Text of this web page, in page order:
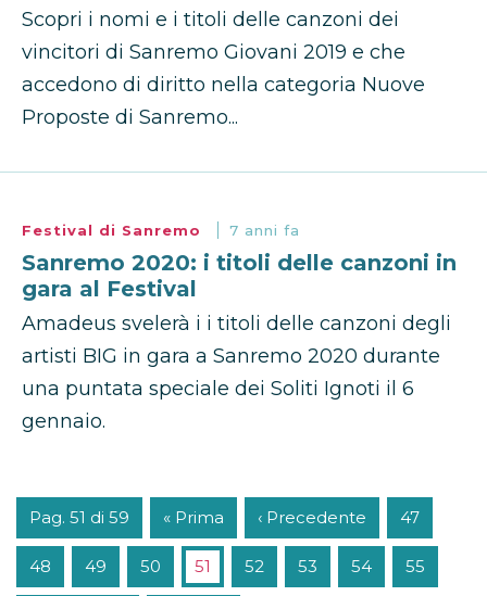
Scopri i nomi e i titoli delle canzoni dei
vincitori di Sanremo Giovani 2019 e che
accedono di diritto nella categoria Nuove
Proposte di Sanremo...
Festival di Sanremo 7 anni fa
Sanremo 2020: i titoli delle canzoni in
gara al Festival
Amadeus svelerà i i titoli delle canzoni degli
artisti BIG in gara a Sanremo 2020 durante
una puntata speciale dei Soliti Ignoti il 6
gennaio.
Pag. 51 di 59 « Prima ‹ Precedente 47
48 49 50 51 52 53 54 55